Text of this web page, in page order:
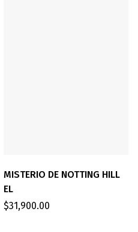
MISTERIO DE NOTTING HILL
EL
$31,900.00